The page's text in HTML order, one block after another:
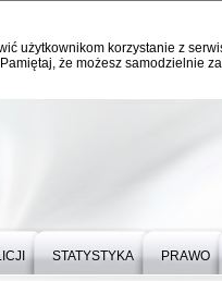
użytkownikom korzystanie z
że możesz samodzielnie
STATYSTYKA PRAWO